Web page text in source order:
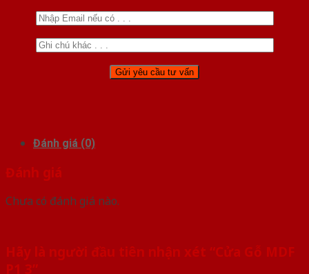
Đánh giá (0)
Đánh giá
Chưa có đánh giá nào.
Hãy là người đầu tiên nhận xét “Cửa Gỗ MDF
P1 3”